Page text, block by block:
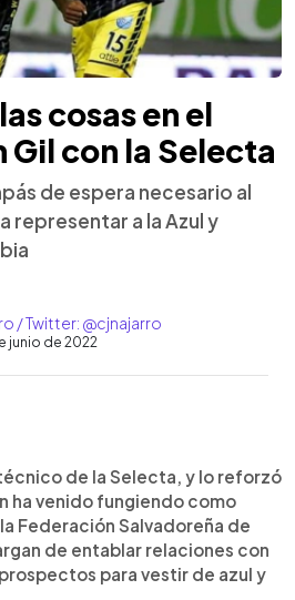
cosas en el
Gil con la Selecta
de espera necesario al
representar a la Azul y
/ Twitter: @cjnajarro
junio de 2022
de la Selecta, y lo reforzó
ha venido fungiendo como
Federación Salvadoreña de
de entablar relaciones con
para vestir de azul y